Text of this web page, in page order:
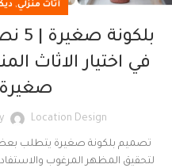
أثاث منزلي,
في اختيار الاثاث
صغيرة
Location Design
تصميم بلكونة صغيرة يتطلب بعض
لتحقيق المظهر المرغوب